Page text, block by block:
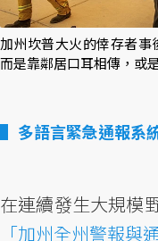
加州坎普大火的倖存者事
而是靠鄰居口耳相傳，或
多語言緊急通報系
在連續發生大規模
「加州全州警報與